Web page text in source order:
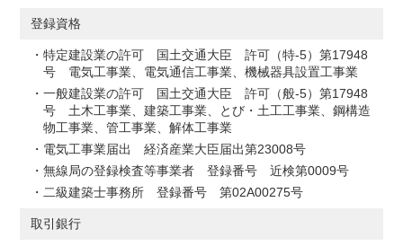
登録資格
特定建設業の許可 国土交通大臣 許可（特-5）第17948
号 電気工事業、電気通信工事業、機械器具設置工事業
一般建設業の許可 国土交通大臣 許可（般-5）第17948
号 土木工事業、建築工事業、とび・土工工事業、鋼構造
物工事業、管工事業、解体工事業
電気工事業届出 経済産業大臣届出第23008号
無線局の登録検査等事業者 登録番号 近検第0009号
二級建築士事務所 登録番号 第02A00275号
取引銀行